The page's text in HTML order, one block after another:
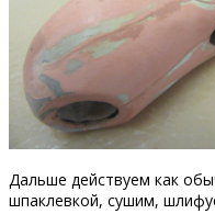
Дальше действуем как
шпаклевкой, сушим,